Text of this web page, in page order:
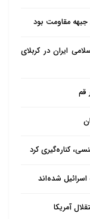
مقاومت بود
ایران در کربلای
قم
کناره‌گیری کرد
شده‌اند
آمریکا